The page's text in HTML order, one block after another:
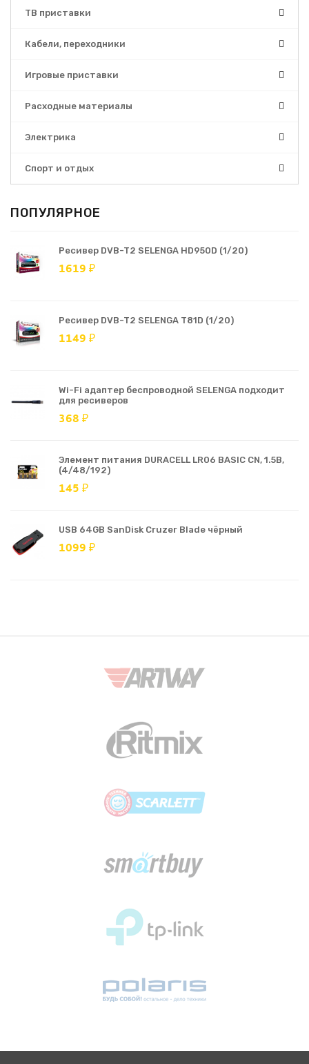
ТВ приставки
Кабели, переходники
Игровые приставки
Расходные материалы
Электрика
Спорт и отдых
ПОПУЛЯРНОЕ
Ресивер DVB-T2 SELENGA HD950D (1/20)
1619 ₽
Ресивер DVB-T2 SELENGA T81D (1/20)
1149 ₽
Wi-Fi адаптер беспроводной SELENGA подходит
для ресиверов
368 ₽
Элемент питания DURACELL LR06 BASIC CN, 1.5В,
(4/48/192)
145 ₽
USB 64GB SanDisk Cruzer Blade чёрный
1099 ₽